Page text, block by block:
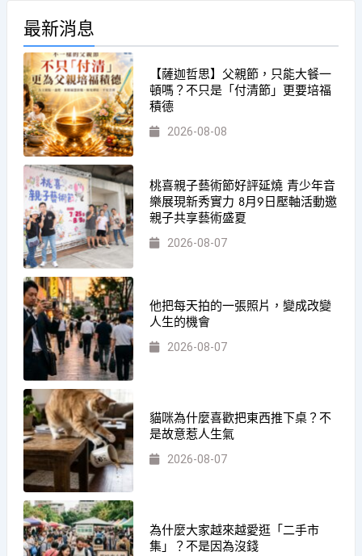
最新消息
【薩迦哲思】父親節，只能大餐一
頓嗎？不只是「付清節」更要培福
積德
2026-08-08
桃喜親子藝術節好評延燒 青少年音
樂展現新秀實力 8月9日壓軸活動邀
親子共享藝術盛夏
2026-08-07
他把每天拍的一張照片，變成改變
人生的機會
2026-08-07
貓咪為什麼喜歡把東西推下桌？不
是故意惹人生氣
2026-08-07
為什麼大家越來越愛逛「二手市
集」？不是因為沒錢